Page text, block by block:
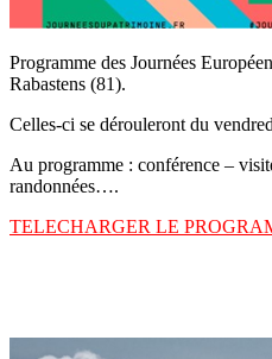
Programme des Journées
Rabastens (81).
Celles-ci se dérouleront du
Au programme : conférence –
randonnées….
TELECHARGER LE